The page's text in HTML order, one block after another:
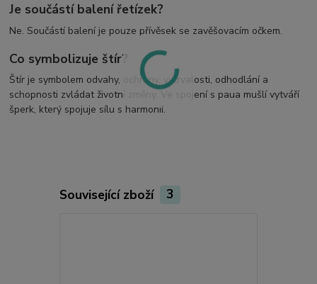
Je součástí balení řetízek?
Ne. Součástí balení je pouze přívěsek se zavěšovacím očkem.
Co symbolizuje štír?
Štír je symbolem odvahy, ochrany, vytrvalosti, odhodlání a
schopnosti zvládat životní změny. Ve spojení s paua mušlí vytváří
šperk, který spojuje sílu s harmonií.
Související zboží 3